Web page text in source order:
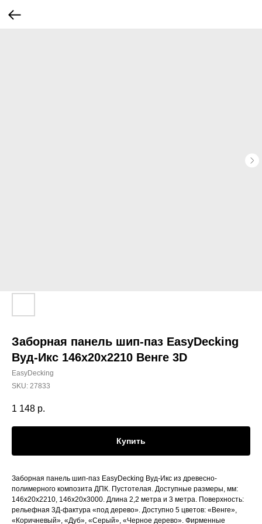
Заборная панель шип-паз EasyDecking
Вуд-Икс 146х20х2210 Венге 3D
EasyDecking
SKU: 27833
1 148 р.
Купить
Заборная панель шип-паз EasyDecking Вуд-Икс из древесно-
полимерного композита ДПК. Пустотелая. Доступные размеры, мм:
146х20х2210, 146х20х3000. Длина 2,2 метра и 3 метра. Поверхность:
рельефная 3Д-фактура «под дерево». Доступно 5 цветов: «Венге»,
«Коричневый», «Дуб», «Серый», «Черное дерево». Фирменные